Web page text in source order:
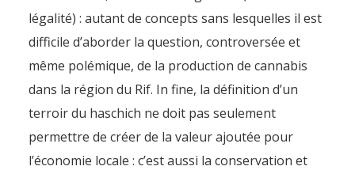
légalité) : autant de concepts sans lesquelles il est
difficile d’aborder la question, controversée et
même polémique, de la production de cannabis
dans la région du Rif. In fine, la définition d’un
terroir du haschich ne doit pas seulement
permettre de créer de la valeur ajoutée pour
l’économie locale : c’est aussi la conservation et